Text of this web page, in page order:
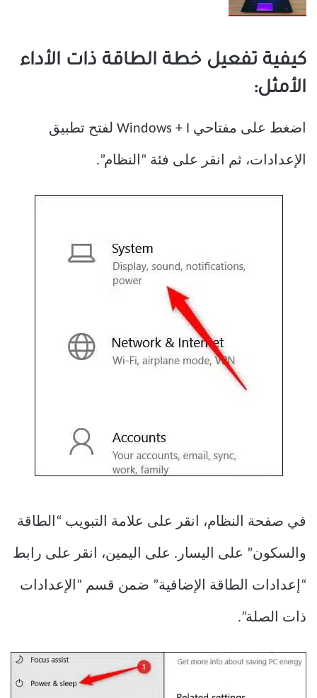
كيفية تفعيل خطة الطاقة ذات الأداء
الأمثل:
اضغط على مفتاحي Windows + I لفتح تطبيق
الإعدادات، ثم انقر على فئة “النظام”.
في صفحة النظام، انقر على علامة التبويب “الطاقة
والسكون” على اليسار. على اليمين، انقر على رابط
“إعدادات الطاقة الإضافية” ضمن قسم “الإعدادات
ذات الصلة”.